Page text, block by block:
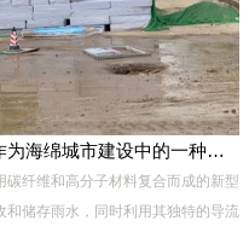
清水河县多孔纤维棉雨水收集模块作为海绵城市建设中的一种创新材料
纤维和高分子材料复合而成的新型
储存雨水，同时利用其独特的导流